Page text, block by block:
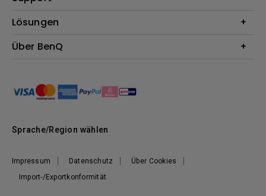
Lampen
Webcams
Kontakt
Reparaturservice
BenQ Blog
Lösungen
Für Unternehmen
Über BenQ
Nachhaltigkeit
News
Impressum Datenschutz
Über Cookies
Import-/Exportkonformität
Sprache/Region wählen